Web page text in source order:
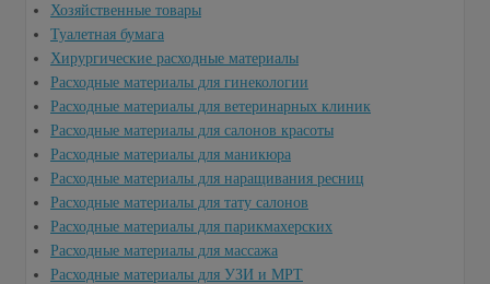
Хозяйственные товары
Туалетная бумага
Хирургические расходные материалы
Расходные материалы для гинекологии
Расходные материалы для ветеринарных клиник
Расходные материалы для салонов красоты
Расходные материалы для маникюра
Расходные материалы для наращивания ресниц
Расходные материалы для тату салонов
Расходные материалы для парикмахерских
Расходные материалы для массажа
Расходные материалы для УЗИ и МРТ